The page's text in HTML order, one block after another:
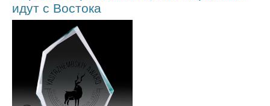
идут с Востока